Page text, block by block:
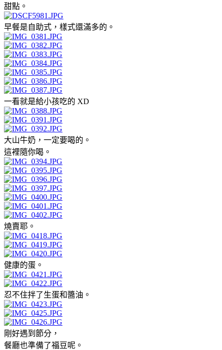
甜點。
早餐是自助式，樣式還滿多的。
一看就是給小孩吃的 XD
大山牛奶，一定要喝的。
這裡隨你喝。
燒賣耶。
健康的蛋。
忍不住拌了生蛋和醬油。
剛好遇到節分，
餐廳也準備了福豆呢。